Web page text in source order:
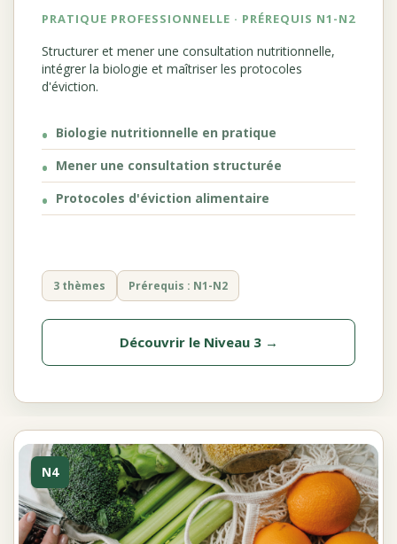
PRATIQUE PROFESSIONNELLE · PRÉREQUIS N1-N2
Structurer et mener une consultation nutritionnelle,
intégrer la biologie et maîtriser les protocoles
d'éviction.
Biologie nutritionnelle en pratique
Mener une consultation structurée
Protocoles d'éviction alimentaire
3 thèmes Prérequis : N1-N2
Découvrir le Niveau 3 →
N4